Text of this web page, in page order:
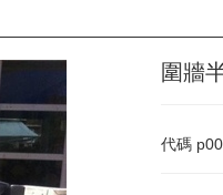
圍牆
代碼